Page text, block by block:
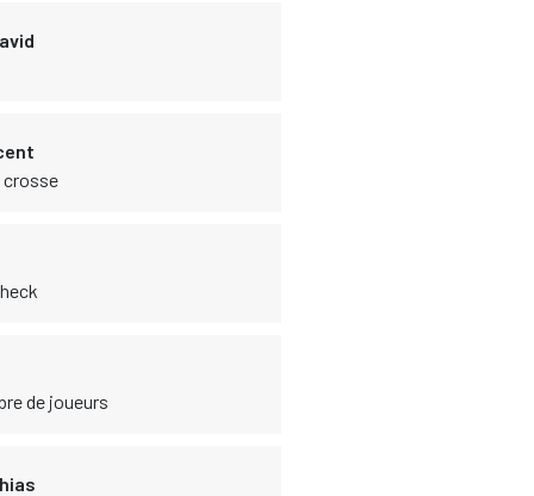
crosse
de joueurs